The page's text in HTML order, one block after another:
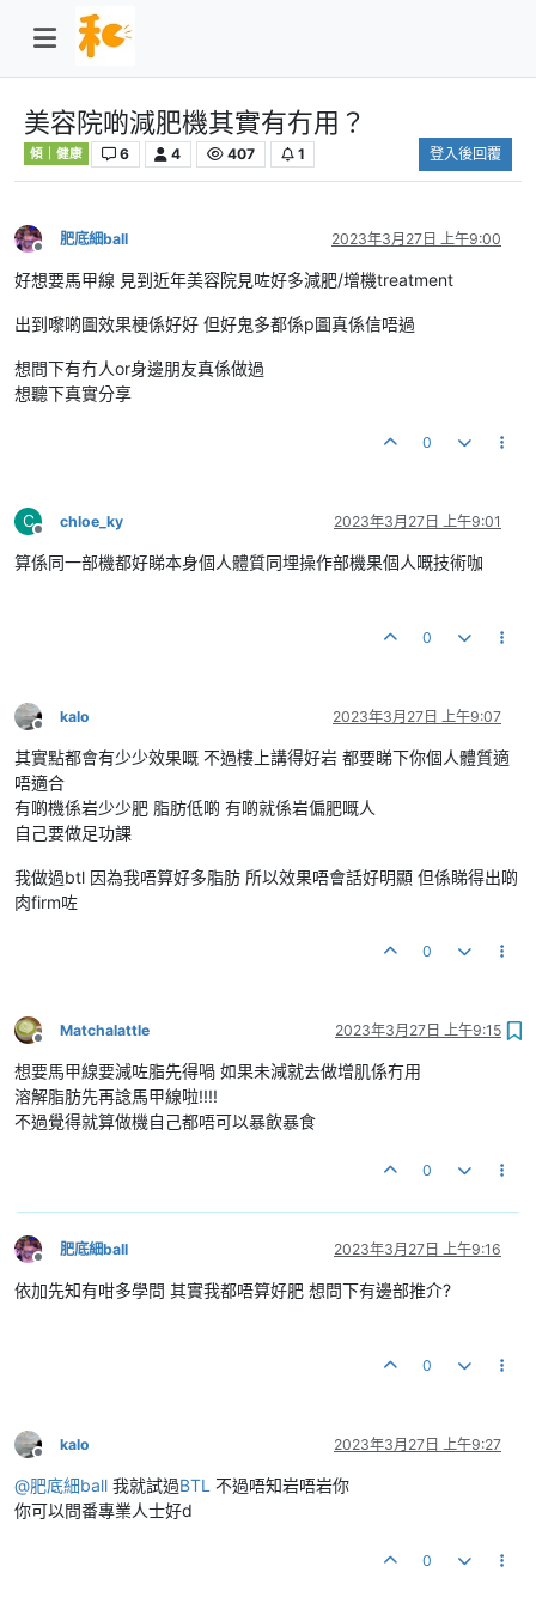
美容院啲減肥機其實有冇用？
傾｜健康 6 4 407 1 登入後回覆
離線
肥底細ball 2023年3月27日 上午9:00
好想要馬甲線 見到近年美容院見咗好多減肥/增機treatment
出到嚟啲圖效果梗係好好 但好鬼多都係p圖真係信唔過
想問下有冇人or身邊朋友真係做過
想聽下真實分享
0
C
離線
chloe_ky 2023年3月27日 上午9:01
算係同一部機都好睇本身個人體質同埋操作部機果個人嘅技術咖
0
離線
kalo 2023年3月27日 上午9:07
其實點都會有少少效果嘅 不過樓上講得好岩 都要睇下你個人體質適
唔適合
有啲機係岩少少肥 脂肪低啲 有啲就係岩偏肥嘅人
自己要做足功課
我做過btl 因為我唔算好多脂肪 所以效果唔會話好明顯 但係睇得出啲
肉firm咗
0
離線
Matchalattle 2023年3月27日 上午9:15
想要馬甲線要減咗脂先得喎 如果未減就去做增肌係冇用
溶解脂肪先再諗馬甲線啦!!!!
不過覺得就算做機自己都唔可以暴飲暴食
0
離線
肥底細ball 2023年3月27日 上午9:16
依加先知有咁多學問 其實我都唔算好肥 想問下有邊部推介?
0
離線
kalo 2023年3月27日 上午9:27
@肥底細ball 我就試過BTL 不過唔知岩唔岩你
你可以問番專業人士好d
0